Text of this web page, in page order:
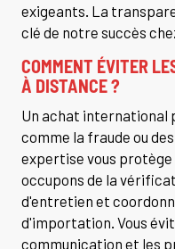
exigeants. La
clé de notre succès
COMMENT ÉVITER
À DISTANCE ?
Un achat international
comme la fraude ou
expertise vous protège
occupons de la
d'entretien et
d'importation. Vous
communication et les